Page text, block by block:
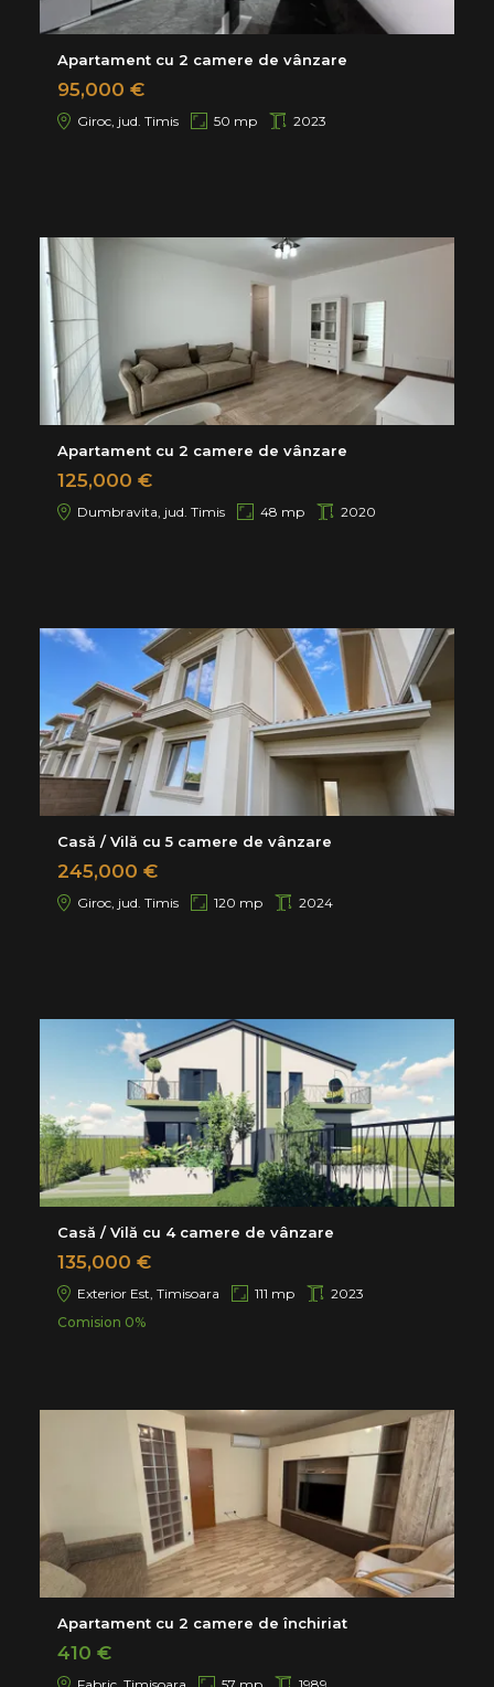
Apartament cu 2 camere de vânzare
95,000 €
Giroc, jud. Timis 50 mp 2023
Apartament cu 2 camere de vânzare
125,000 €
Dumbravita, jud. Timis 48 mp 2020
Casă / Vilă cu 5 camere de vânzare
245,000 €
Giroc, jud. Timis 120 mp 2024
Casă / Vilă cu 4 camere de vânzare
135,000 €
Exterior Est, Timisoara 111 mp
2023
Comision 0%
Apartament cu 2 camere de închiriat
410 €